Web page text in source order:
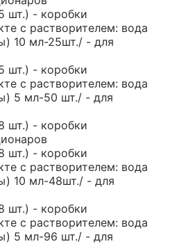
шт.) - коробки
с растворителем: вода
10 мл-25шт./ - для
шт.) - коробки
с растворителем: вода
5 мл-50 шт./ - для
шт.) - коробки
шт.) - коробки
с растворителем: вода
10 мл-48шт./ - для
шт.) - коробки
с растворителем: вода
5 мл-96 шт./ - для